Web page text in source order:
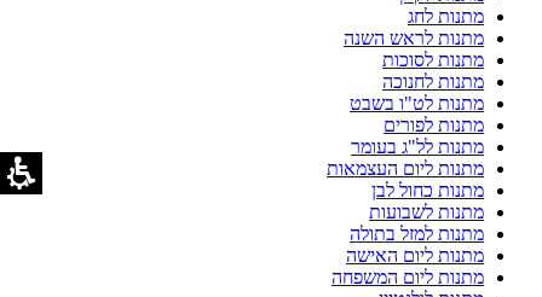
מתנות לחג
מתנות לראש השנה
מתנות לסוכות
מתנות לחנוכה
מתנות לט"ו בשבט
מתנות לפורים
מתנות לל"ג בעומר
מתנות ליום העצמאות
מתנות כחול לבן
מתנות לשבועות
מתנות למזל בתולה
מתנות ליום האישה
מתנות ליום המשפחה